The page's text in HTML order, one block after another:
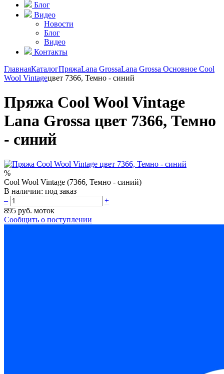
Блог
Видео
Новости
Блог
Видео
Контакты
ГлавнаяКаталогПряжаLana GrossaLana Grossa Основное Cool
Wool Vintageцвет 7366, Темно - синий
Пряжа Cool Wool Vintage
Lana Grossa цвет 7366, Темно
- синий
%
Cool Wool Vintage (7366, Темно - синий)
В наличии: под заказ
–
+
895 руб. моток
Сообщить о поступлении